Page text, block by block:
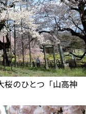
桜のひとつ「山高神